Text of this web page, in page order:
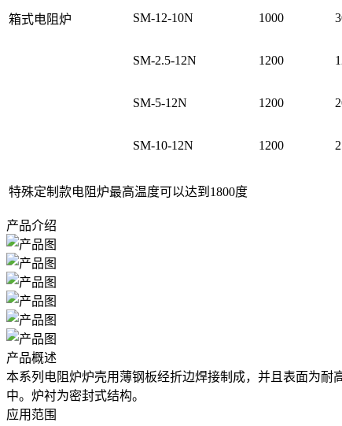
箱式电阻炉 SM-12-10N 1000
SM-2.5-12N 1200
SM-5-12N 1200
SM-10-12N 1200
特殊定制款电阻炉最高温度可以达到1800度
产品介绍
产品概述
本系列电阻炉炉壳用薄钢板经折边焊接制成，并且表面为
中。炉衬为密封式结构。
应用范围